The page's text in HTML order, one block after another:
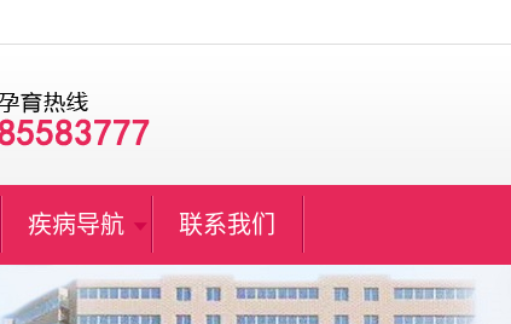
疾病导航 联系我们